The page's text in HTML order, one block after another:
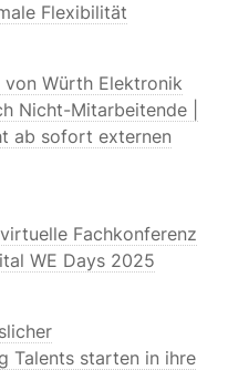
Flexibilität
Würth Elektronik
Nicht-Mitarbeitende |
ab sofort externen
Fachkonferenz
WE Days 2025
Talents starten in ihre